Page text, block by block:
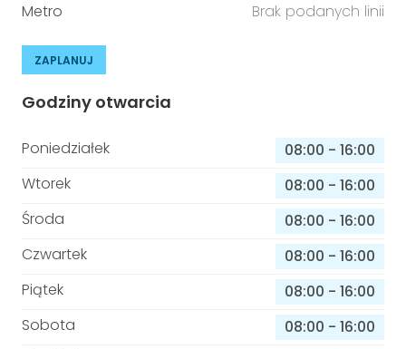
Metro Brak podanych linii
ZAPLANUJ
Godziny otwarcia
Poniedziałek 08:00 - 16:00
Wtorek
08:00 - 16:00
Środa
08:00 - 16:00
Czwartek
08:00 - 16:00
Piątek
08:00 - 16:00
Sobota
08:00 - 16:00